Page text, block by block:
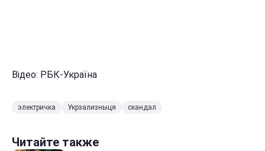
Відео: РБК-Україна
электричка Укрзализныця скандал
Читайте также